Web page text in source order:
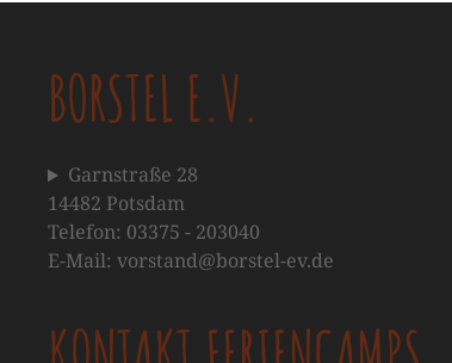
BORSTEL E.V.
Garnstraße 28
14482 Potsdam
Telefon: 03375 - 203040
E-Mail: vorstand@borstel-ev.de